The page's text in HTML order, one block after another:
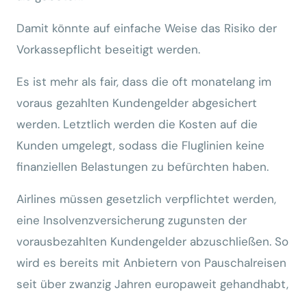
Damit könnte auf einfache Weise das Risiko der
Vorkassepflicht beseitigt werden.
Es ist mehr als fair, dass die oft monatelang im
voraus gezahlten Kundengelder abgesichert
werden. Letztlich werden die Kosten auf die
Kunden umgelegt, sodass die Fluglinien keine
finanziellen Belastungen zu befürchten haben.
Airlines müssen gesetzlich verpflichtet werden,
eine Insolvenzversicherung zugunsten der
vorausbezahlten Kundengelder abzuschließen. So
wird es bereits mit Anbietern von Pauschalreisen
seit über zwanzig Jahren europaweit gehandhabt,